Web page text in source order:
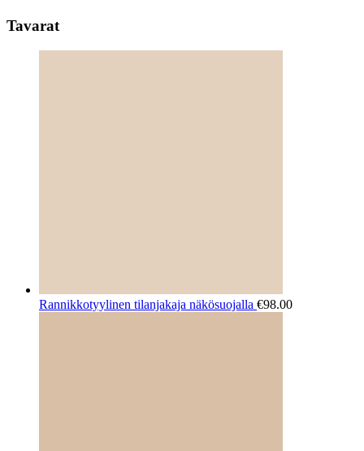
Tavarat
Rannikkotyylinen tilanjakaja näkösuojalla €98.00